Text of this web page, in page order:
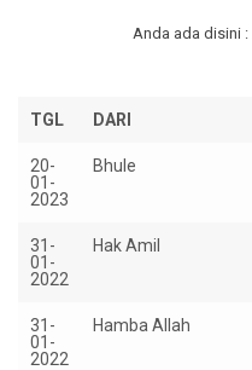
Anda ada disini :
TGL DARI
20-
01-
2023
Bhule
31-
01-
2022
Hak Amil
31-
01-
2022
Hamba Allah